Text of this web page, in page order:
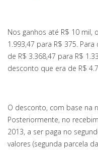
Nos ganhos até R$ 10
1.993,47 para R$ 375.
de R$ 3.368,47 para R$
desconto que era de R$
O desconto, com base na
Posteriormente, no
2013, a ser paga no
valores (segunda parcela